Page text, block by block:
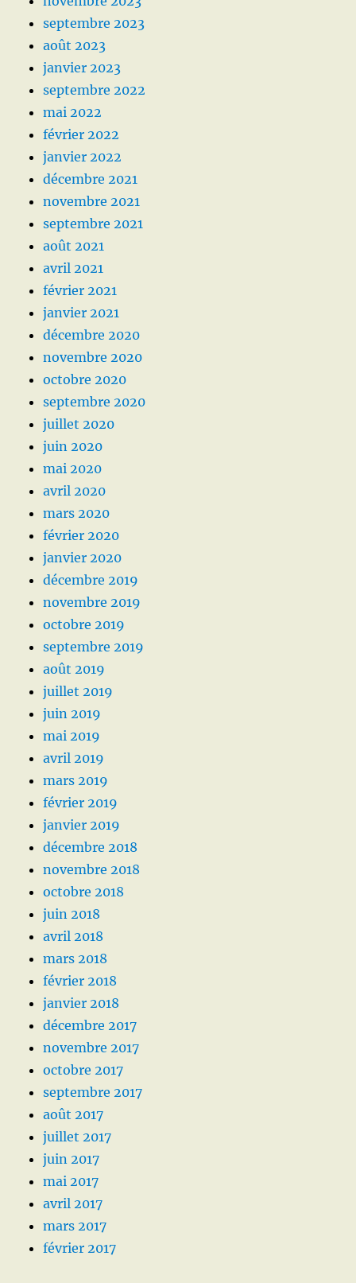
septembre 2023
août 2023
janvier 2023
septembre 2022
mai 2022
février 2022
janvier 2022
décembre 2021
novembre 2021
septembre 2021
août 2021
avril 2021
février 2021
janvier 2021
décembre 2020
novembre 2020
octobre 2020
septembre 2020
juillet 2020
juin 2020
mai 2020
avril 2020
mars 2020
février 2020
janvier 2020
décembre 2019
novembre 2019
octobre 2019
septembre 2019
août 2019
juillet 2019
juin 2019
mai 2019
avril 2019
mars 2019
février 2019
janvier 2019
décembre 2018
novembre 2018
octobre 2018
juin 2018
avril 2018
mars 2018
février 2018
janvier 2018
décembre 2017
novembre 2017
octobre 2017
septembre 2017
août 2017
juillet 2017
juin 2017
mai 2017
avril 2017
mars 2017
février 2017